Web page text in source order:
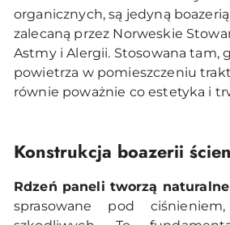
organicznych, są jedyną
zalecaną przez Norweskie
Astmy i Alergii. Stosowana tam,
powietrza w pomieszczeniu
równie poważnie co estetyka i
Konstrukcja boazerii
Rdzeń paneli tworzą
sprasowane pod